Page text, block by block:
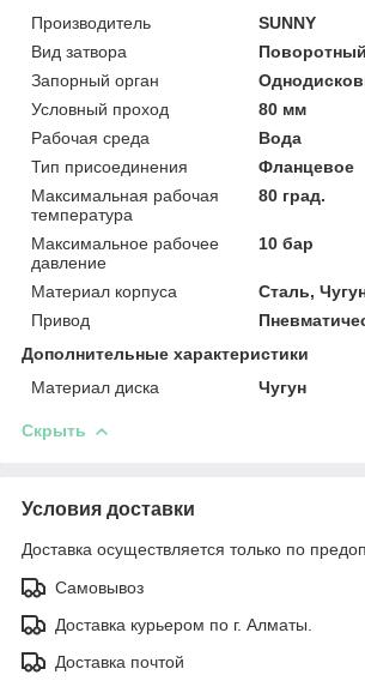
Производитель
SUNNY
Вид затвора
Запорный орган
Условный проход
80 мм
Рабочая среда
Вода
Тип присоединения
Фланцевое
Максимальная рабочая
температура
80 град.
Максимальное рабочее
давление
10 бар
Материал корпуса
Сталь,
Привод
Дополнительные характеристики
Материал диска
Чугун
Скрыть
Условия доставки
Доставка осуществляется только по
Самовывоз
Доставка курьером по г. Алматы.
Доставка почтой